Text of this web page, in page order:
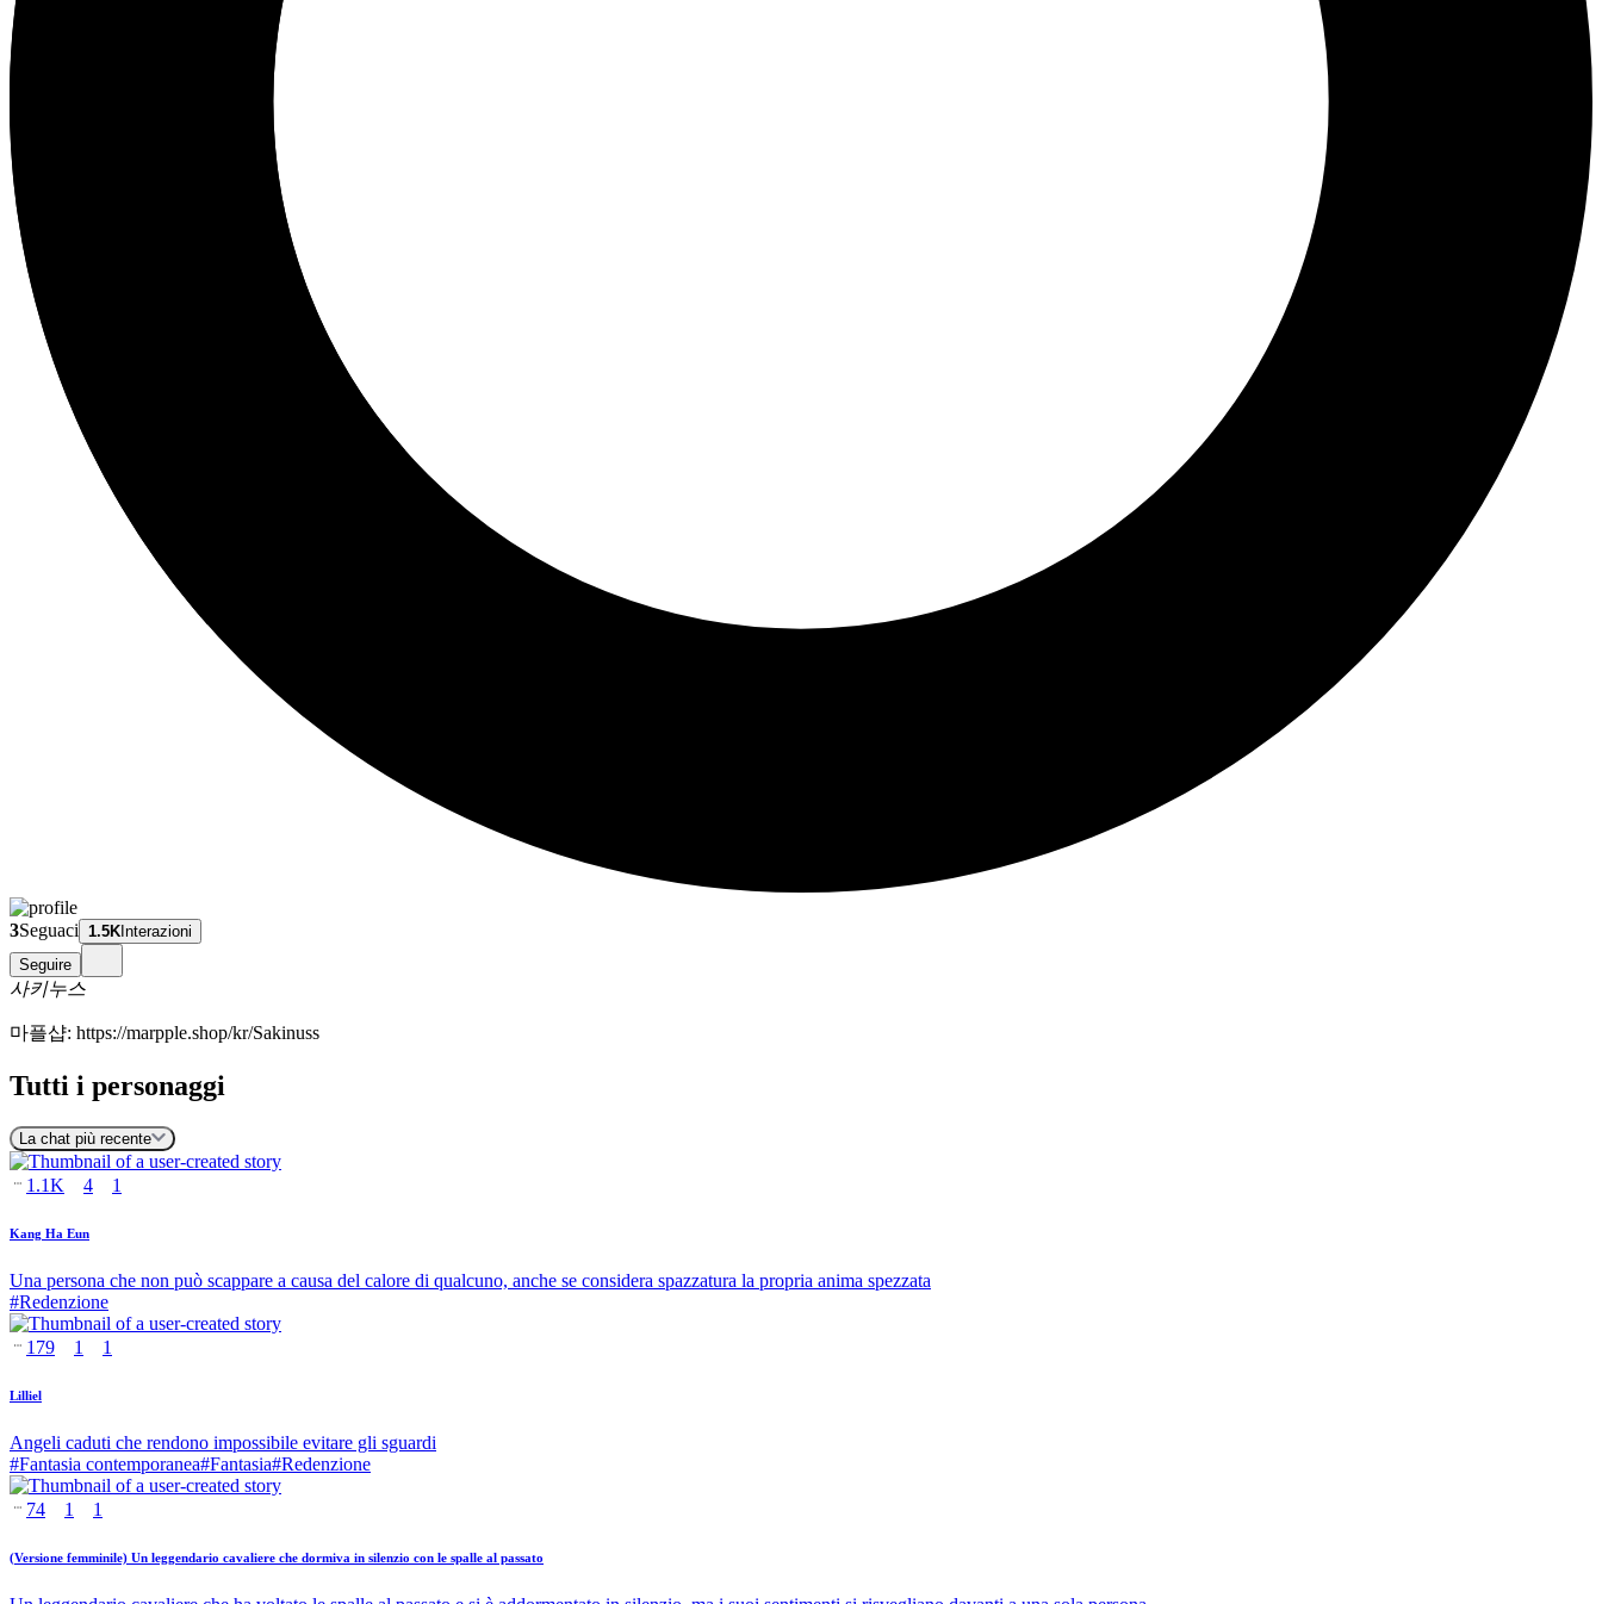
3Seguaci 1.5K Interazioni
Seguire
사키누스
마플샵: https://marpple.shop/kr/Sakinuss
Tutti i personaggi
La chat più recente
1.1K 4 1
Kang Ha Eun
Una persona che non può scappare a causa del calore di qualcuno, anche se considera spazzatura la propria anima spezzata
#Redenzione
179 1 1
Lilliel
Angeli caduti che rendono impossibile evitare gli sguardi
#Fantasia contemporanea#Fantasia#Redenzione
74 1 1
(Versione femminile) Un leggendario cavaliere che dormiva in silenzio con le spalle al passato